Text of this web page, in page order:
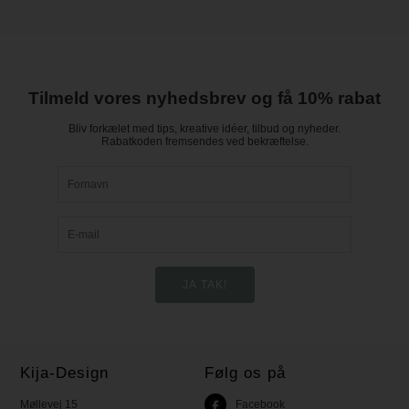
Tilmeld vores nyhedsbrev og få 10% rabat
Bliv forkælet med tips, kreative idéer, tilbud og nyheder.
Rabatkoden fremsendes ved bekræftelse.
Kija-Design
Møllevej 15
Følg os på
Facebook